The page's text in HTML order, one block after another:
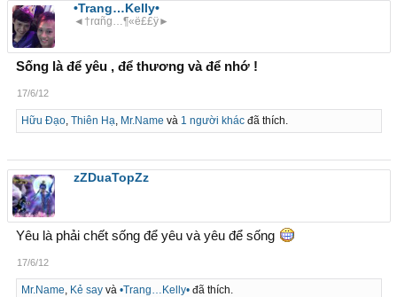
•Trang…Kelly•
◄†rαñg…¶«ë££ÿ►
Sống là để yêu , để thương và để nhớ !
17/6/12
Hữu Đạo, Thiên Hạ, Mr.Name và 1 người khácđã thích.
zZDuaTopZz
Yêu là phải chết sống để yêu và yêu để sống
17/6/12
Mr.Name, Kẻ sayvà •Trang…Kelly•đã thích.